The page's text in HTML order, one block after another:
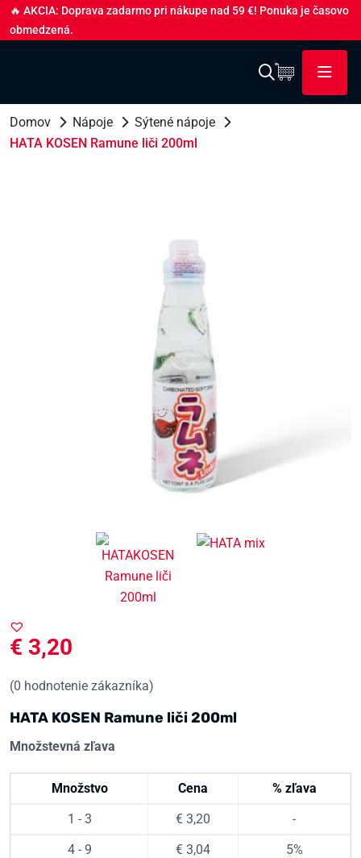
🔥 AKCIA: Doprava zadarmo pri nákupe nad 59 €! Ponuka je časovo
obmedzená.
Domov Nápoje
Sýtené nápoje
HATA KOSEN Ramune liči 200ml
€ 3,20
(0 hodnotenie zákazníka)
HATA KOSEN Ramune liči 200ml
Množstevná zľava
Množstvo Cena
% zľava
1 - 3
€ 3,20
-
4 - 9
€ 3,04
5%